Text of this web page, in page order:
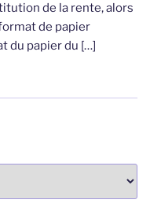
de la rente, alors
de papier
du papier du […]